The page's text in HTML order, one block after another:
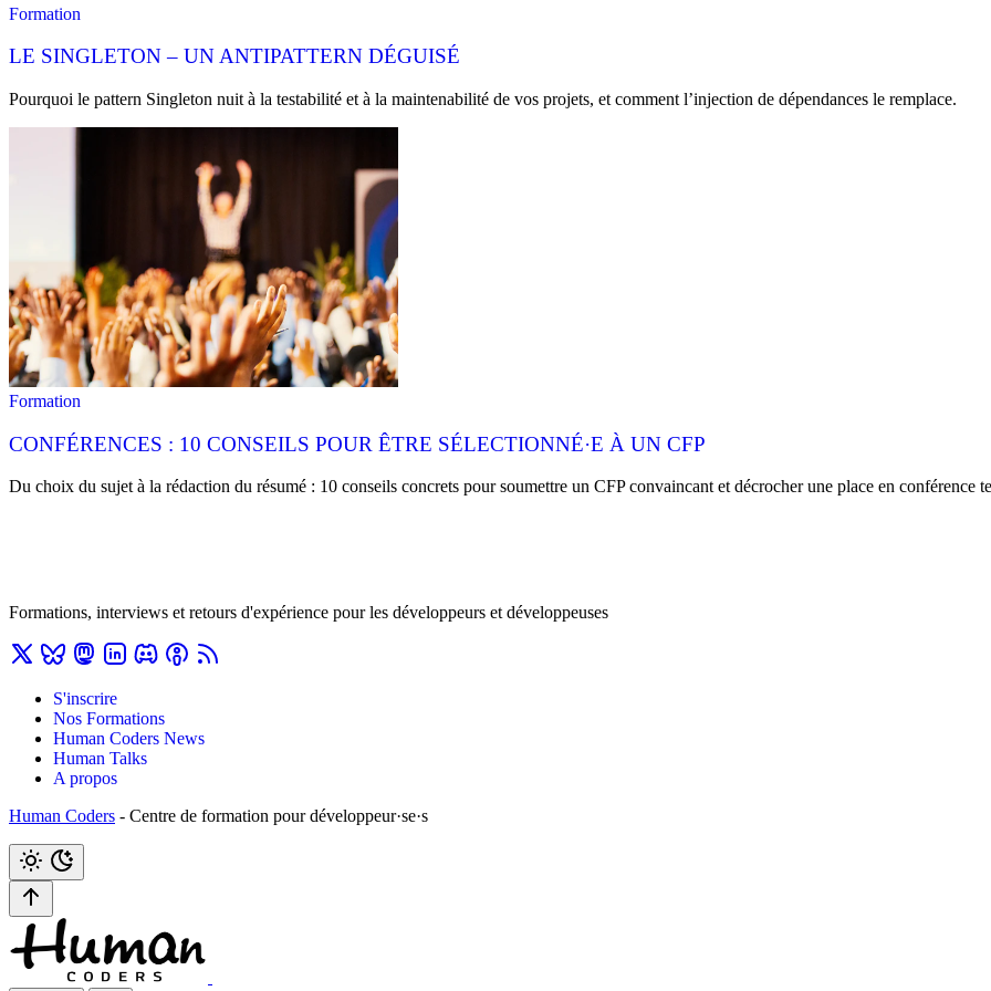
Formation
LE SINGLETON – UN ANTIPATTERN DÉGUISÉ
Pourquoi le pattern Singleton nuit à la testabilité et à la maintenabilité de vos projets, et comment l’injection de dépendances le remplace.
Formation
CONFÉRENCES : 10 CONSEILS POUR ÊTRE SÉLECTIONNÉ·E À UN CFP
Du choix du sujet à la rédaction du résumé : 10 conseils concrets pour soumettre un CFP convaincant et décrocher une place en conférence
Formations, interviews et retours d'expérience pour les développeurs et développeuses
S'inscrire
Nos Formations
Human Coders News
Human Talks
A propos
Human Coders - Centre de formation pour développeur·se·s